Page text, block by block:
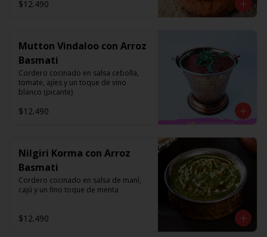
$12.490
Mutton Vindaloo con Arroz
Basmati
Cordero cocinado en salsa cebolla,
tomate, ajíes y un toque de vino
blanco (picante)
$12.490
Nilgiri Korma con Arroz
Basmati
Cordero cocinado en salsa de maní,
cajú y un fino toque de menta
$12.490